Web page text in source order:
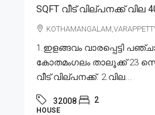
SQFT വീട് വില്പനക്ക് വില
1.ഇളങ്ങവം വാരപ്പെട്ടി
കോതമംഗലം താലൂക്ക് 23
വീട് വില്പനക്ക്. 2.വില...
32008 2
HOUSE